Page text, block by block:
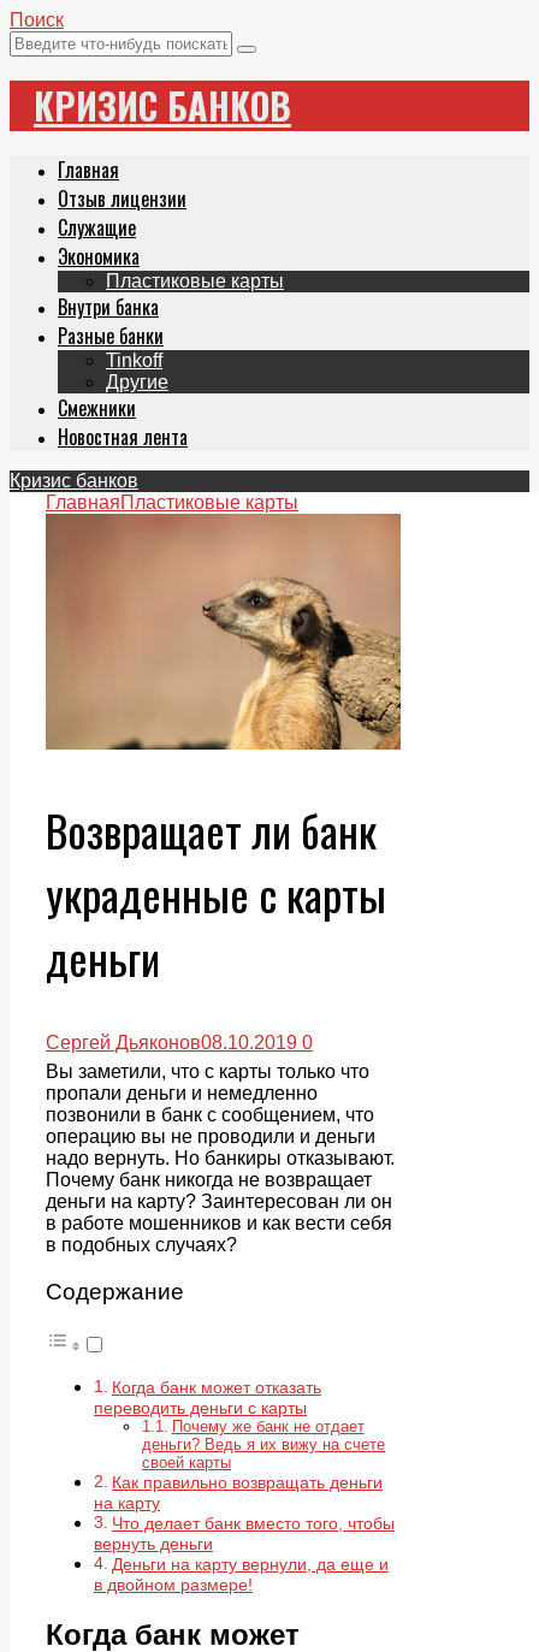
Поиск
КРИЗИС БАНКОВ
Главная
Отзыв лицензии
Служащие
Экономика
Пластиковые карты
Внутри банка
Разные банки
Tinkoff
Другие
Смежники
Новостная лента
Кризис банков
ГлавнаяПластиковые карты
Возвращает ли банк
украденные с карты
деньги
Сергей Дьяконов08.10.2019 0
Вы заметили, что с карты только что
пропали деньги и немедленно
позвонили в банк с сообщением, что
операцию вы не проводили и деньги
надо вернуть. Но банкиры отказывают.
Почему банк никогда не возвращает
деньги на карту? Заинтересован ли он
в работе мошенников и как вести себя
в подобных случаях?
Содержание
Когда банк может отказать
переводить деньги с карты
Почему же банк не отдает
деньги? Ведь я их вижу на счете
своей карты
Как правильно возвращать деньги
на карту
Что делает банк вместо того, чтобы
вернуть деньги
Деньги на карту вернули, да еще и
в двойном размере!
Когда банк может